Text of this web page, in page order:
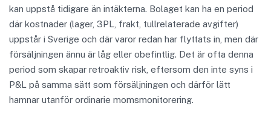
kan uppstå tidigare än intäkterna. Bolaget kan ha en period
där kostnader (lager, 3PL, frakt, tullrelaterade avgifter)
uppstår i Sverige och där varor redan har flyttats in, men där
försäljningen ännu är låg eller obefintlig. Det är ofta denna
period som skapar retroaktiv risk, eftersom den inte syns i
P&L på samma sätt som försäljningen och därför lätt
hamnar utanför ordinarie momsmonitorering.